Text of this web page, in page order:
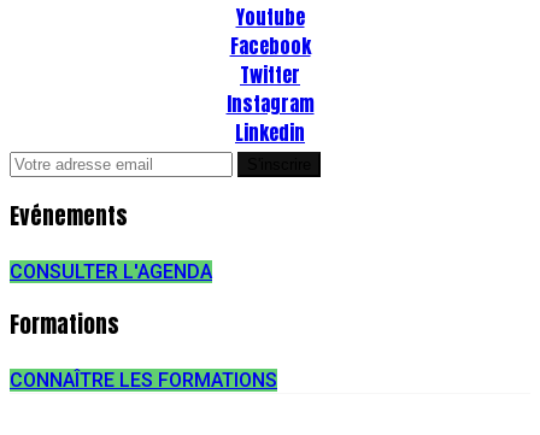
Youtube
Facebook
Twitter
Instagram
Linkedin
Evénements
CONSULTER L'AGENDA
Formations
CONNAÎTRE LES FORMATIONS